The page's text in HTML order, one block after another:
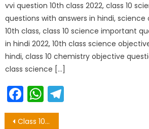
vvi question 10th class 2022, class 10
questions with answers in hindi,
10th class, class 10 science important
in hindi 2022, 10th class science
hindi, class 10 chemistry objective
class science […]
Facebook
WhatsApp
Post
Class 10 Sanskrit Objective Question Chapter 3 – अलसकथा